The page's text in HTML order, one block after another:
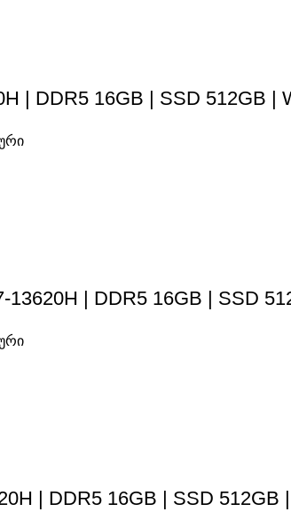
| DDR5 16GB | SSD 512GB |
| DDR5 16GB | SSD
| DDR5 16GB | SSD 512GB